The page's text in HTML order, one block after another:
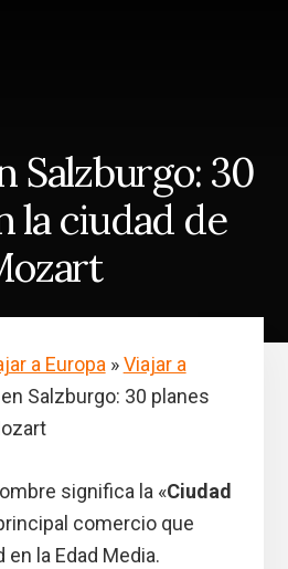
Salzburgo: 30
la ciudad de
a Europa»Viajar a
Salzburgo: 30 planes
significa la «Ciudad
comercio que
en la Edad Media.